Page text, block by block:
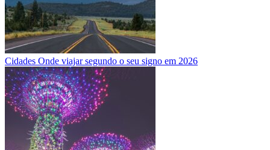
Cidades Onde viajar segundo o seu signo em 2026